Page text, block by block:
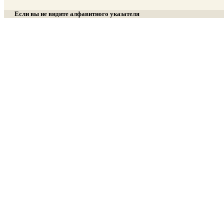
Если вы не видите алфавитного указателя